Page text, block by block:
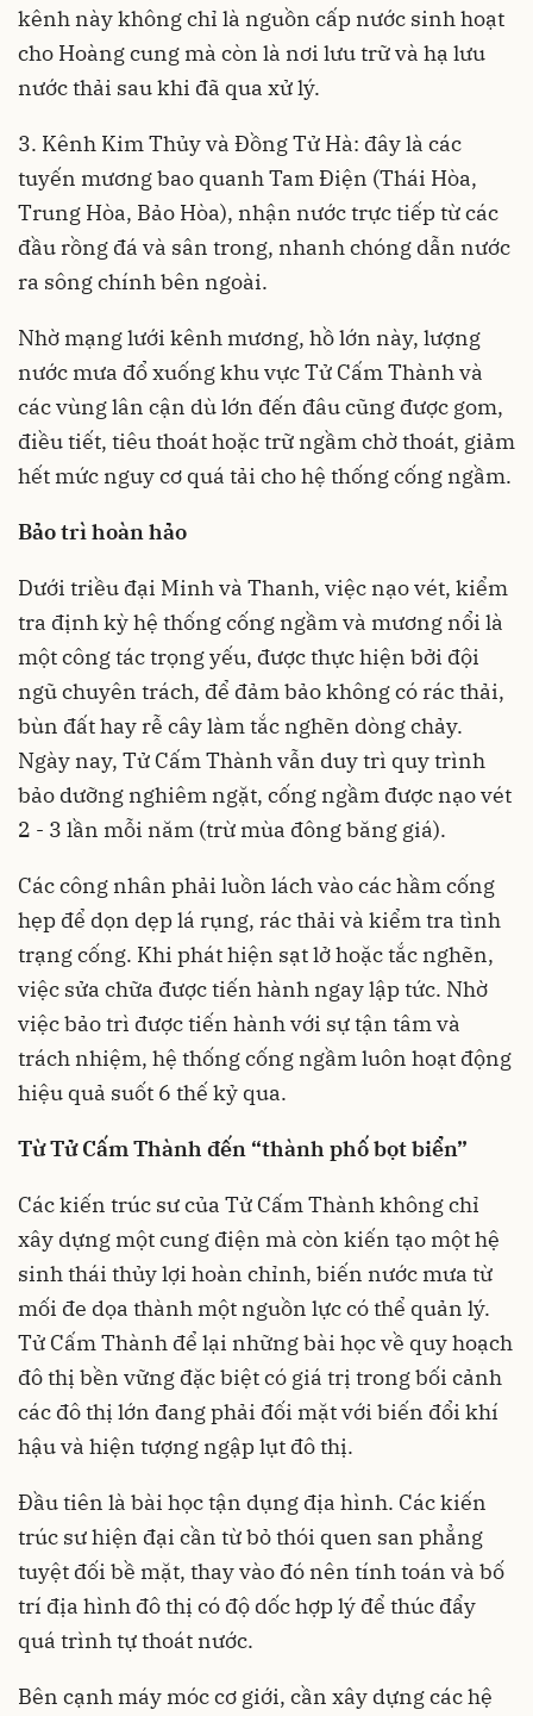
kênh này không chỉ là nguồn cấp nước sinh hoạt
cho Hoàng cung mà còn là nơi lưu trữ và hạ lưu
nước thải sau khi đã qua xử lý.
3. Kênh Kim Thủy và Đồng Tử Hà: đây là các
tuyến mương bao quanh Tam Điện (Thái Hòa,
Trung Hòa, Bảo Hòa), nhận nước trực tiếp từ các
đầu rồng đá và sân trong, nhanh chóng dẫn nước
ra sông chính bên ngoài.
Nhờ mạng lưới kênh mương, hồ lớn này, lượng
nước mưa đổ xuống khu vực Tử Cấm Thành và
các vùng lân cận dù lớn đến đâu cũng được gom,
điều tiết, tiêu thoát hoặc trữ ngầm chờ thoát, giảm
hết mức nguy cơ quá tải cho hệ thống cống ngầm.
Bảo trì hoàn hảo
Dưới triều đại Minh và Thanh, việc nạo vét, kiểm
tra định kỳ hệ thống cống ngầm và mương nổi là
một công tác trọng yếu, được thực hiện bởi đội
ngũ chuyên trách, để đảm bảo không có rác thải,
bùn đất hay rễ cây làm tắc nghẽn dòng chảy.
Ngày nay, Tử Cấm Thành vẫn duy trì quy trình
bảo dưỡng nghiêm ngặt, cống ngầm được nạo vét
2 - 3 lần mỗi năm (trừ mùa đông băng giá).
Các công nhân phải luồn lách vào các hầm cống
hẹp để dọn dẹp lá rụng, rác thải và kiểm tra tình
trạng cống. Khi phát hiện sạt lở hoặc tắc nghẽn,
việc sửa chữa được tiến hành ngay lập tức. Nhờ
việc bảo trì được tiến hành với sự tận tâm và
trách nhiệm, hệ thống cống ngầm luôn hoạt động
hiệu quả suốt 6 thế kỷ qua.
Từ Tử Cấm Thành đến “thành phố bọt biển”
Các kiến trúc sư của Tử Cấm Thành không chỉ
xây dựng một cung điện mà còn kiến tạo một hệ
sinh thái thủy lợi hoàn chỉnh, biến nước mưa từ
mối đe dọa thành một nguồn lực có thể quản lý.
Tử Cấm Thành để lại những bài học về quy hoạch
đô thị bền vững đặc biệt có giá trị trong bối cảnh
các đô thị lớn đang phải đối mặt với biến đổi khí
hậu và hiện tượng ngập lụt đô thị.
Đầu tiên là bài học tận dụng địa hình. Các kiến
trúc sư hiện đại cần từ bỏ thói quen san phẳng
tuyệt đối bề mặt, thay vào đó nên tính toán và bố
trí địa hình đô thị có độ dốc hợp lý để thúc đẩy
quá trình tự thoát nước.
Bên cạnh máy móc cơ giới, cần xây dựng các hệ